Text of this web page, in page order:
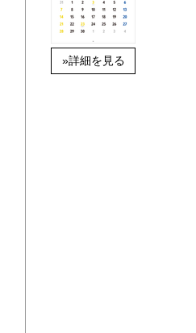
»詳細を見る